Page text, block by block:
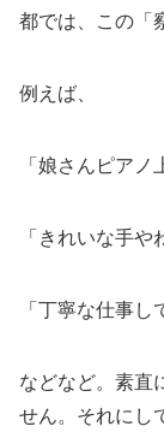
都では、この「
例えば、
「娘さんピアノ
「きれいな手や
「丁寧な仕事し
などなど。素直
せん。それにし